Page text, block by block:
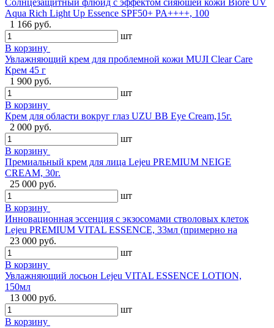
Aqua Rich Light Up Essence SPF50+ PA++++, 100
1 166 руб.
шт
В корзину
Увлажняющий крем для проблемной кожи MUJI Clear Care
Крем 45 г
1 900 руб.
шт
В корзину
Крем для области вокруг глаз UZU BB Eye Cream,15г.
2 000 руб.
шт
В корзину
Премиальный крем для лица Lejeu PREMIUM NEIGE
CREAM, 30г.
25 000 руб.
шт
В корзину
Инновационная эссенция с экзосомами стволовых клеток
Lejeu PREMIUM VITAL ESSENCE, 33мл (примерно на
23 000 руб.
шт
В корзину
Увлажняющий лосьон Lejeu VITAL ESSENCE LOTION,
150мл
13 000 руб.
шт
В корзину